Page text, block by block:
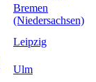
Bremen
(Niedersachsen)
Leipzig
Ulm